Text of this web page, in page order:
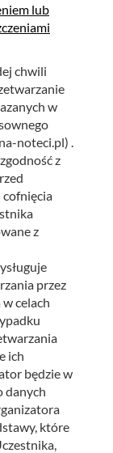
lub
chwili
w
noteci.pl) .
z
cofnięcia
z
przez
celach
ich
będzie w
danych
które